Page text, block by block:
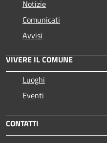
Notizie
Comunicati
Avvisi
VIVERE IL COMUNE
Luoghi
Eventi
CONTATTI